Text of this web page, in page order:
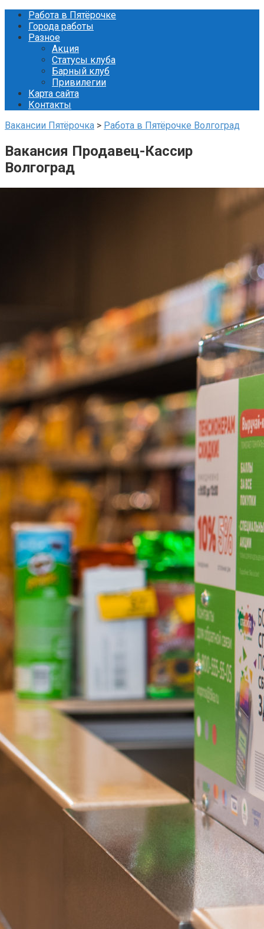
Перейти
контенту
Работа в Пятёрочке
Города работы
Разное
Акция
Статусы клуба
Барный клуб
Привилегии
Карта сайта
Контакты
Вакансии Пятёрочка > Работа в Пятёрочке Волгоград
Вакансия Продавец-Кассир
Волгоград